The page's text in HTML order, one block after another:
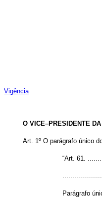
Vigência
O VICE–PRESIDENTE
Art. 1º O parágrafo único
“Art. 61.
Parágrafo